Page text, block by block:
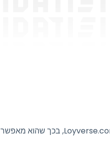
LoyPrint היא תוסף Chrome רב-עוצמה שנועד לשפר את חוויית השימוש ב-Loyverse.com, בכך שהוא מאפשר